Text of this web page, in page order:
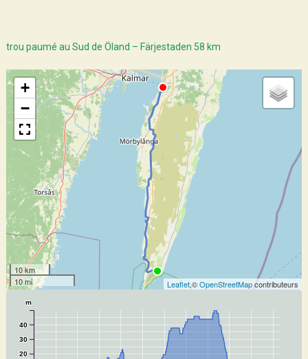
trou paumé au Sud de Öland – Färjestaden 58 km
+
−
10 km
10 mi
Leaflet,©OpenStreetMapcontributeurs
20
30
40
m